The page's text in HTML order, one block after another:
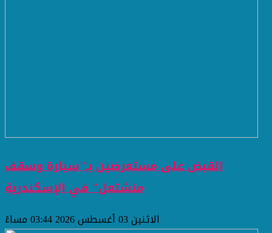
القبض على مستعرضين بـ"سيارة وسقف
منشتعل" في الإسكندرية
الاثنين 03 أغسطس 2026 03:44 مساءً